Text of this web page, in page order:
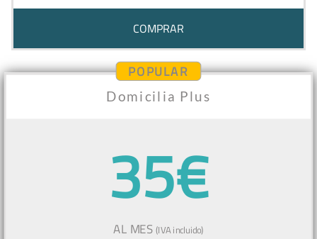
COMPRAR
POPULAR
Domicilia Plus
35€
AL MES(IVA incluido)